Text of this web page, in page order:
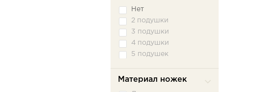
Нет
2 подушки
3 подушки
4 подушки
5 подушек
Материал ножек